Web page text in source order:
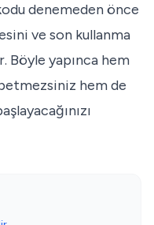
denemeden önce
ve son kullanma
yapınca hem
hem de